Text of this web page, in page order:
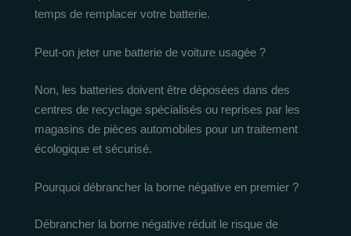
temps de remplacer votre batterie.
Peut-on jeter une batterie de voiture usagée ?
Non, les batteries doivent être déposées dans des
centres de recyclage spécialisés ou reprises par les
magasins de pièces automobiles pour un traitement
écologique et sécurisé.
Pourquoi débrancher la borne négative en premier ?
Débrancher la borne négative réduit le risque de